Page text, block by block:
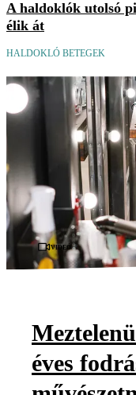
A haldoklók utolsó
élik át
HALDOKLÓ BETEGEK
Videó
éves